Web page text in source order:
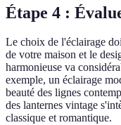
Étape 4 :
Le choix de l'éclairage
de votre maison et le
harmonieuse va
exemple, un éclairage
beauté des lignes
des lanternes vintage
classique et romantique.